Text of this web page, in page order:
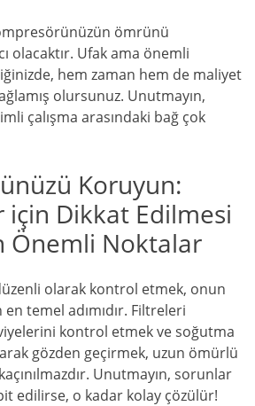
ömrünü
olacaktır. Ufak ama önemli
hem zaman hem de maliyet
olursunuz. Unutmayın,
çalışma arasındaki bağ çok
Koruyun:
için Dikkat Edilmesi
Önemli Noktalar
olarak kontrol etmek, onun
en temel adımıdır. Filtreleri
kontrol etmek ve soğutma
gözden geçirmek, uzun ömürlü
Unutmayın, sorunlar
edilirse, o kadar kolay çözülür!